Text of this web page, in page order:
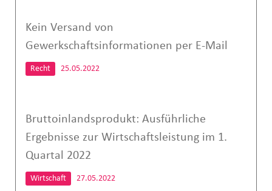
Kein Versand von
Gewerkschaftsinformationen per E-Mail
Recht 25.05.2022
Bruttoinlandsprodukt: Ausführliche
Ergebnisse zur Wirtschaftsleistung im 1.
Quartal 2022
Wirtschaft 27.05.2022